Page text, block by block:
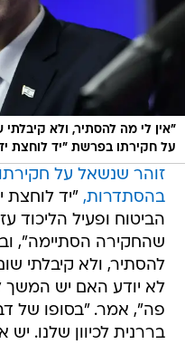
"אין לי מה להסתיר, ולא
על חקירתו בפרשת "יד לוחצת
זוהר שנשאל על
בהסתדרות, "יד לוחצת
הביטוח ופעיל הליכוד
שהחקירה הסתיימה",
להסתיר, ולא קיבלתי
לא יודע האם יש המשך
פה", אמר. "בסופו של
בררנית לכיוון שלנו. יש